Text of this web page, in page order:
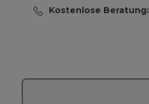
Kostenlose Beratung: